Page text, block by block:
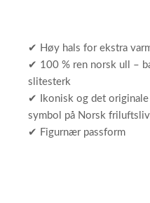
✔ Høy hals for ekstra
✔ 100 % ren norsk ull –
slitesterk
✔ Ikonisk og det
symbol på Norsk friluftsliv
✔ Figurnær passform